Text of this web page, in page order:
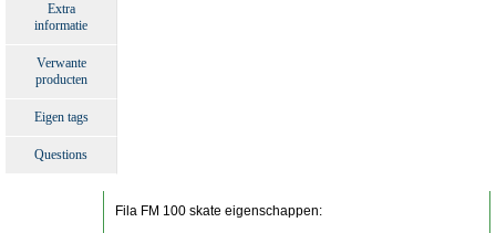
Extra
informatie
Verwante
producten
Eigen tags
Questions
Fila FM 100 skate eigenschappen: